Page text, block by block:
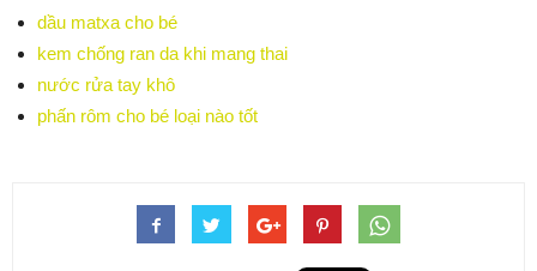
dầu matxa cho bé
kem chống ran da khi mang thai
nước rửa tay khô
phấn rôm cho bé loại nào tốt